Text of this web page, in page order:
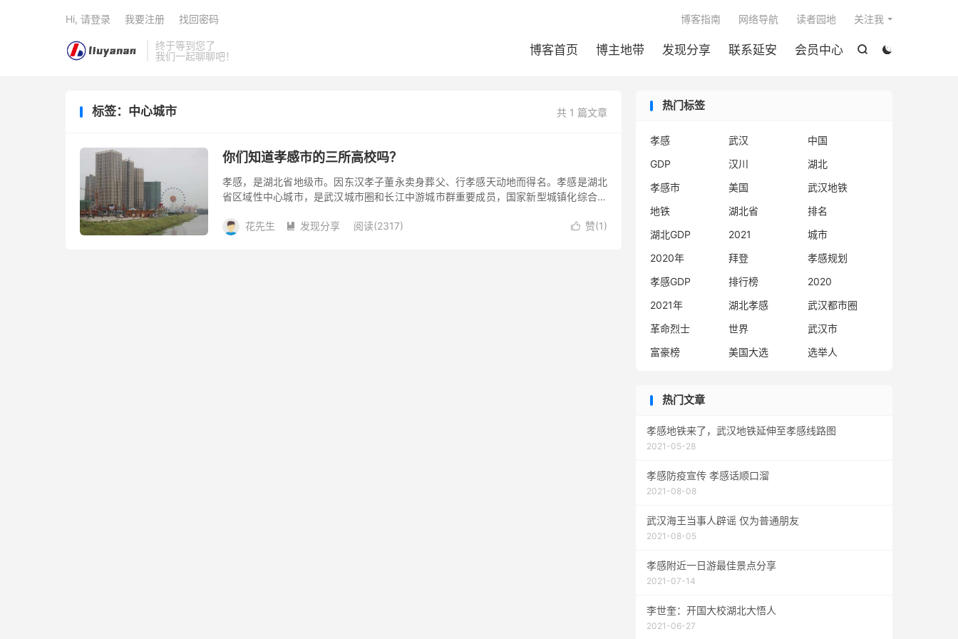
终于等到您了
我们一起聊聊吧！


博客首页 博主地带 发现分享 联系延安 会员中心
博客指南 网络导航 读者园地 关注我
Hi, 请登录 我要注册 找回密码
共 1 篇文章
标签：中心城市
你们知道孝感市的三所高校吗？
孝感，是湖北省地级市。因东汉孝子董永卖身葬父、行孝感天动地而得名。孝感是湖北
省区域性中心城市，是武汉城市圈和长江中游城市群重要成员，国家新型城镇化综合试
位。
 赞(1)
花先生  发现分享 阅读(2317)
热门标签
孝感 武汉
中国
GDP
汉川
湖北
孝感市
美国
武汉地铁
地铁
湖北省
排名
湖北GDP
2021
城市
2020年
拜登
孝感规划
孝感GDP
排行榜
2020
2021年
湖北孝感
武汉都市圈
革命烈士
世界
武汉市
富豪榜
美国大选 选举人
热门文章
孝感地铁来了，武汉地铁延伸至孝感线路图
2021-05-28
孝感防疫宣传 孝感话顺口溜
2021-08-08
武汉海王当事人辟谣 仅为普通朋友
2021-08-05
孝感附近一日游最佳景点分享
2021-07-14
李世奎：开国大校湖北大悟人
2021-06-27